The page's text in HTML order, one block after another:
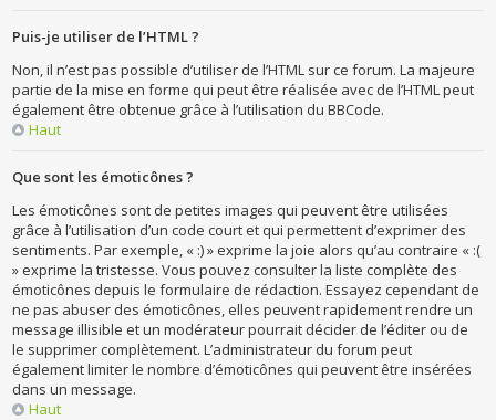
Puis-je utiliser de l’HTML ?
Non, il n’est pas possible d’utiliser de l’HTML sur ce forum. La majeure
partie de la mise en forme qui peut être réalisée avec de l’HTML peut
également être obtenue grâce à l’utilisation du BBCode.
Haut
Que sont les émoticônes ?
Les émoticônes sont de petites images qui peuvent être utilisées
grâce à l’utilisation d’un code court et qui permettent d’exprimer des
sentiments. Par exemple, « :) » exprime la joie alors qu’au contraire « :(
» exprime la tristesse. Vous pouvez consulter la liste complète des
émoticônes depuis le formulaire de rédaction. Essayez cependant de
ne pas abuser des émoticônes, elles peuvent rapidement rendre un
message illisible et un modérateur pourrait décider de l’éditer ou de
le supprimer complètement. L’administrateur du forum peut
également limiter le nombre d’émoticônes qui peuvent être insérées
dans un message.
Haut